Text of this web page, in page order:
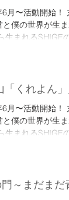
月〜活動開始！
僕の世界が生
まれるSHIGE
「くれよん
月〜活動開始！
僕の世界が生
まれるSHIGE
～まだま